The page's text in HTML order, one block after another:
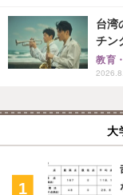
台湾
チン
教育
大